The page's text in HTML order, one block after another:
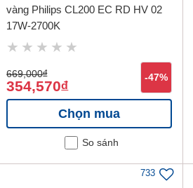
vàng Philips CL200 EC RD HV 02
17W-2700K
669,000đ
354,570đ
-47%
Chọn mua
So sánh
733